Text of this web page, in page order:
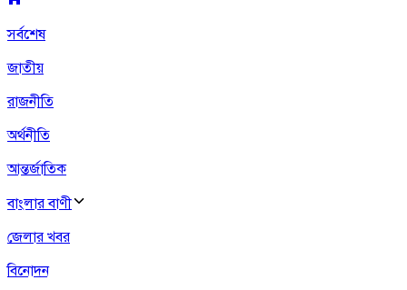
সর্বশেষ
জাতীয়
রাজনীতি
অর্থনীতি
আন্তর্জাতিক
বাংলার বাণী
জেলার খবর
বিনোদন